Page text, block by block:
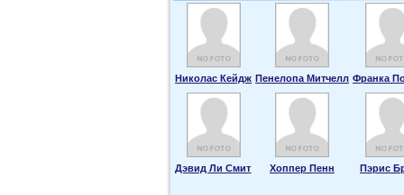
Николас Кейдж Пенелопа Митчелл Франка
Дэвид Ли Смит Хоппер Пенн Пэрис